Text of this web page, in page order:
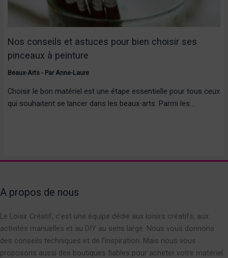
Nos conseils et astuces pour bien choisir ses
pinceaux à peinture
Beaux-Arts- Par Anne-Laure
Choisir le bon matériel est une étape essentielle pour tous ceux
qui souhaitent se lancer dans les beaux-arts. Parmi les…
A propos de nous
Le Loisir Créatif, c’est une équipe dédié aux loisirs créatifs, aux
activités manuelles et au DIY au sens large. Nous vous donnons
des conseils techniques et de l’inspiration. Mais nous vous
proposons aussi des boutiques fiables pour acheter votre matériel.